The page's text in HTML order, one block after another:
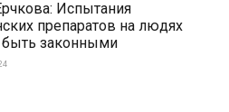
Испытания
препаратов на людях
законными